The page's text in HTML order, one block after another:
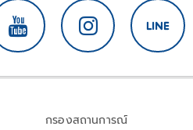
กรองสถานการณ์